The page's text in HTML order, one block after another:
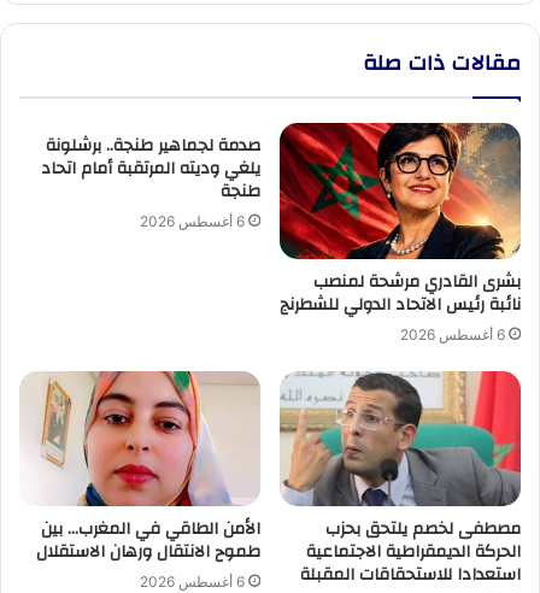
مقالات ذات صلة
بشرى القادري مرشحة لمنصب
نائبة رئيس الاتحاد الدولي للشطرنج
6 أغسطس 2026
صدمة لجماهير طنجة.. برشلونة
يلغي وديته المرتقبة أمام اتحاد
طنجة
6 أغسطس 2026
مصطفى لخصم يلتحق بحزب
الحركة الديمقراطية الاجتماعية
استعدادا للاستحقاقات المقبلة
الأمن الطاقي في المغرب… بين
طموح الانتقال ورهان الاستقلال
6 أغسطس 2026